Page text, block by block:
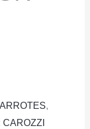
,
CAROZZI